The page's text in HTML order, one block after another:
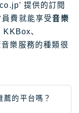
提供的訂閱
員費就能享受音樂
、
樂服務的種類很
薦的平台嗎？